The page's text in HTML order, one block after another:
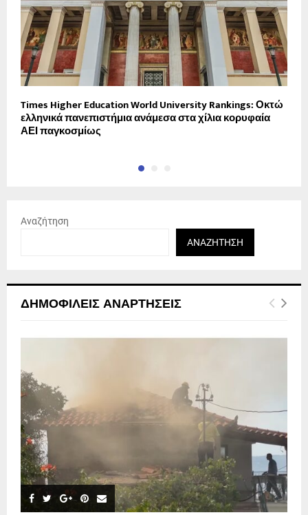
Times Higher Education World University Rankings: Οκτώ
ελληνικά πανεπιστήμια ανάμεσα στα χίλια κορυφαία
ΑΕΙ παγκοσμίως
Αναζήτηση
ΑΝΑΖΉΤΗΣΗ
ΔΗΜΟΦΙΛΕΊΣ ΑΝΑΡΤΉΣΕΙΣ